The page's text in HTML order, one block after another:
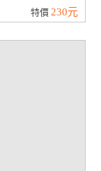
特價 230元